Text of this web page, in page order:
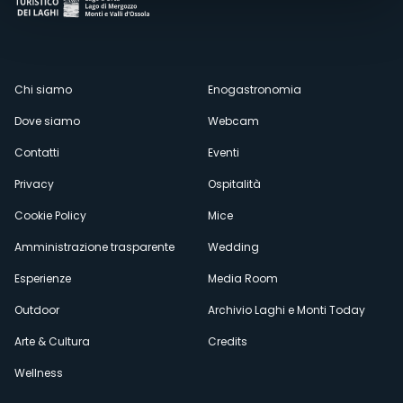
Menù
secondario
Chi siamo
Dove siamo
Contatti
Privacy
Cookie Policy
Amministrazione trasparente
Esperienze
Outdoor
Arte & Cultura
Wellness
Enogastronomia
Webcam
Eventi
Ospitalità
Mice
Wedding
Media Room
Archivio Laghi e Monti Today
Credits